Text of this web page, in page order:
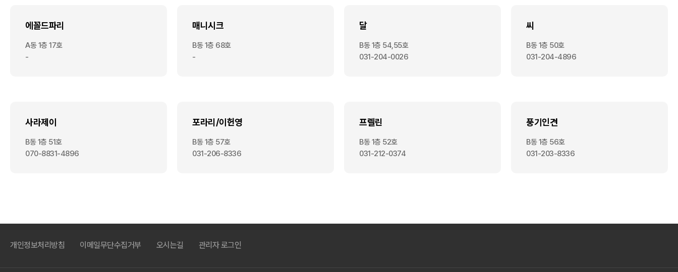
에꼴드파리
A동 1층 17호
-
매니시크
B동 1층 68호
-
달
B동 1층 54,55호
031-204-0026
씨
B동 1층 50호
031-204-4896
사라제이
B동 1층 51호
070-8831-4896
포라리/이헌영
B동 1층 57호
031-206-8336
프렐린
B동 1층 52호
031-212-0374
풍기인견
B동 1층 56호
031-203-8336
개인정보처리방침 이메일무단수집거부 오시는길 관리자 로그인